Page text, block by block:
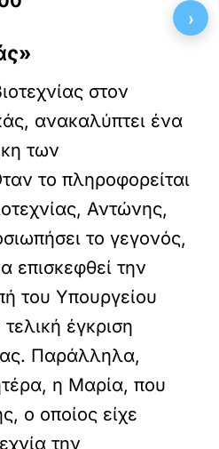
στον
ανακαλύπτει ένα
των
το πληροφορείται
Αντώνης,
το γεγονός,
επισκεφθεί την
του Υπουργείου
έγκριση
Παράλληλα,
η Μαρία, που
ο οποίος είχε
την
›